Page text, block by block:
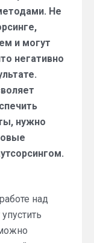
Не
и могут
негативно
нужно
над